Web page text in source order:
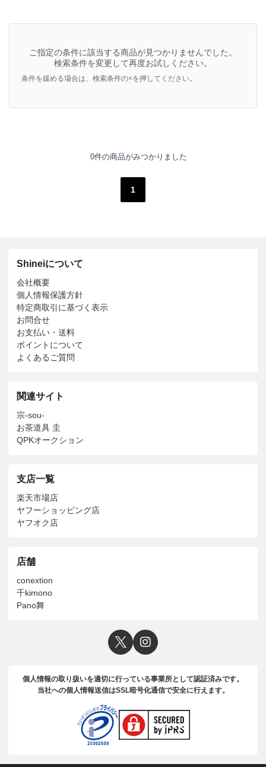
ご指定の条件に該当する商品が見つかりませんでした。
検索条件を変更して再度お試しください。
条件を緩める場合は、検索条件の×を押してください。
0件の商品がみつかりました
1
Shineiについて
会社概要
個人情報保護方針
特定商取引に基づく表示
お問合せ
お支払い・送料
ポイントについて
よくあるご質問
関連サイト
宗-sou-
お茶道具 圭
QPKオークション
支店一覧
楽天市場店
ヤフーショッピング店
ヤフオク店
店舗
conextion
千kimono
Pano舞
個人情報の取り扱いを適切に行っている事業所として認証済みです。
当社への個人情報送信はSSL暗号化通信で安全に行えます。